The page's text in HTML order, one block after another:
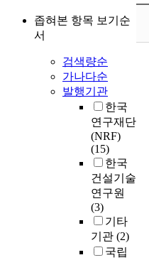
좁혀본 항목 보기순
서
검색량순
가나다순
발행기관
한국
연구재단
(NRF)
(15)
한국
건설기술
연구원
(3)
기타
기관 (2)
국립